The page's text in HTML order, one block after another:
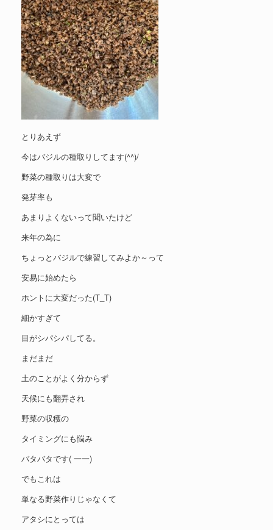
とりあえず
今はバジルの種取りしてます(^^)/
野菜の種取りは大変で
発芽率も
あまりよくないって聞いたけど
来年の為に
ちょっとバジルで練習してみよか～って
安易に始めたら
ホントに大変だった(T_T)
細かすぎて
目がシパシパしてる。
まだまだ
土のことがよく分からず
天候にも翻弄され
野菜の収穫の
タイミングにも悩み
バタバタです( 一一)
でもこれは
単なる野菜作りじゃなくて
アタシにとっては